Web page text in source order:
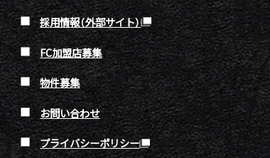
採用情報（外部サイト）
FC加盟店募集
物件募集
お問い合わせ
プライバシーポリシー